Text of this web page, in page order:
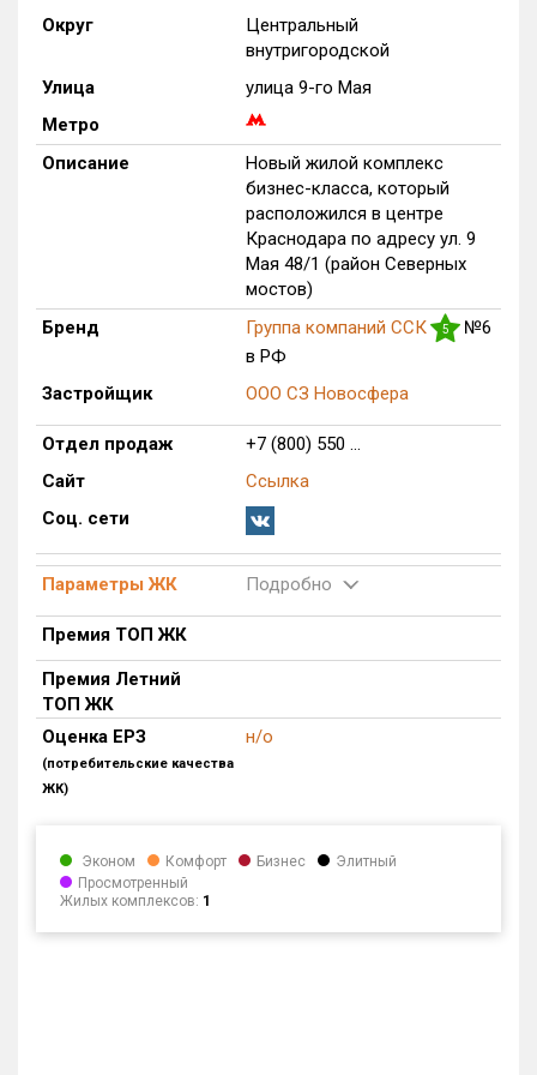
Только новые
Оценка ЕРЗ ЖК
с продажами
Найдено:
Многоквартирных домов
Блокированных домов
0 из 646
Многоквартирных домов
Блокированных домов
0 из 500
блоков в БД
0 из 66 213
Округ
Центральный
внутригородской
Улица
улица 9-го Мая
Метро
Описание
Новый жилой комплекс
бизнес-класса, который
расположился в центре
Краснодара по адресу ул. 9
Мая 48/1 (район Северных
мостов)
Бренд
Группа компаний ССК 5
№6
в РФ
Застройщик
ООО СЗ Новосфера
Отдел продаж
+7 (800) 550 ...
Сайт
Ссылка
Соц. сети
Параметры ЖК Подробно
Премия ТОП ЖК
Премия Летний
ТОП ЖК
Оценка ЕРЗ
(потребительские качества
ЖК)
н/о
Эконом Комфорт Бизнес
Элитный
Просмотренный
Жилых комплексов: 1